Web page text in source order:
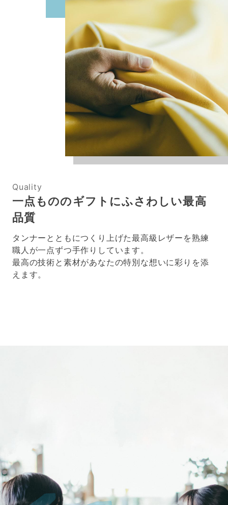
Quality
一点もののギフトにふさわしい最高
品質
タンナーとともにつくり上げた最高級レザーを熟練
職人が一点ずつ手作りしています。
最高の技術と素材があなたの特別な想いに彩りを添
えます。